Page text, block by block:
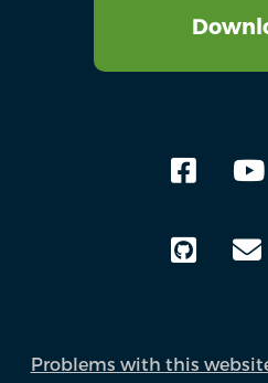
Problems with this